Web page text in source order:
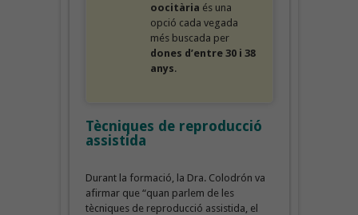
oocitària és una
opció cada vegada
més buscada per
dones d’entre 30 i 38
anys.
Tècniques de reproducció
assistida
Durant la formació, la Dra. Colodrón va
afirmar que “quan parlem de les
tècniques de reproducció assistida, el